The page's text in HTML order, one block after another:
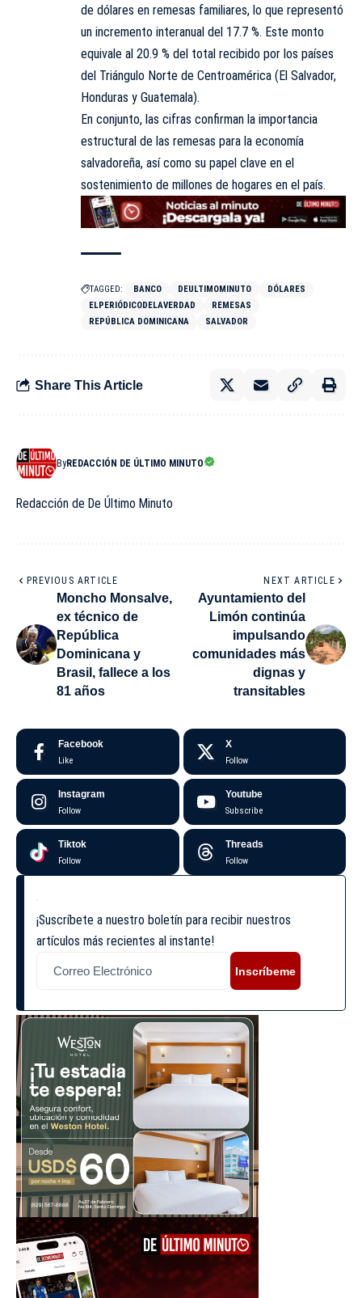
de dólares en remesas familiares, lo que representó
un incremento interanual del 17.7 %. Este monto
equivale al 20.9 % del total recibido por los países
del Triángulo Norte de Centroamérica (El Salvador,
Honduras y Guatemala).
En conjunto, las cifras confirman la importancia
estructural de las remesas para la economía
salvadoreña, así como su papel clave en el
sostenimiento de millones de hogares en el país.
TAGGED: BANCO DEULTIMOMINUTO
DÓLARES
ELPERIÓDICODELAVERDAD
REMESAS
REPÚBLICA DOMINICANA
SALVADOR
Share This Article
ByREDACCIÓN DE ÚLTIMO MINUTO
Redacción de De Último Minuto
PREVIOUS ARTICLE
Moncho Monsalve,
ex técnico de
República
Dominicana y
Brasil, fallece a los
81 años
NEXT ARTICLE
Ayuntamiento del
Limón continúa
impulsando
comunidades más
dignas y
transitables
Facebook
Like
X
Follow
Instagram
Follow
Youtube
Subscribe
Tiktok
Follow
Threads
Follow
¡Suscríbete a nuestro boletín para recibir nuestros
artículos más recientes al instante!
Inscríbeme